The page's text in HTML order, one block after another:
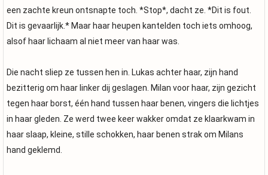
een zachte kreun ontsnapte toch. *Stop*, dacht ze. *Dit is fout.
Dit is gevaarlijk.* Maar haar heupen kantelden toch iets omhoog,
alsof haar lichaam al niet meer van haar was.
Die nacht sliep ze tussen hen in. Lukas achter haar, zijn hand
bezitterig om haar linker dij geslagen. Milan voor haar, zijn gezicht
tegen haar borst, één hand tussen haar benen, vingers die lichtjes
in haar gleden. Ze werd twee keer wakker omdat ze klaarkwam in
haar slaap, kleine, stille schokken, haar benen strak om Milans
hand geklemd.